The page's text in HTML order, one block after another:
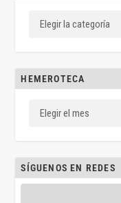
HEMEROTECA
SÍGUENOS EN REDES